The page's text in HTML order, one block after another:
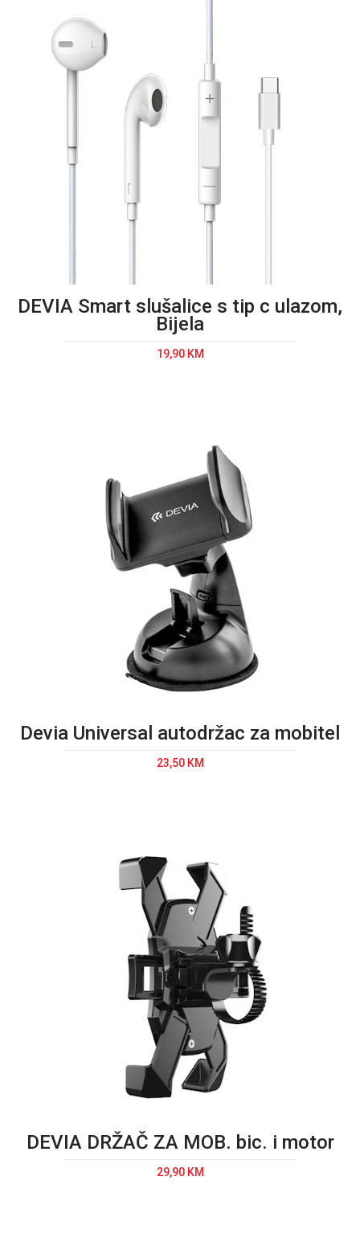
DEVIA Smart slušalice s tip c ulazom,
Bijela
19,90 KM
Devia Universal autodržac za mobitel
23,50 KM
DEVIA DRŽAČ ZA MOB. bic. i motor
29,90 KM